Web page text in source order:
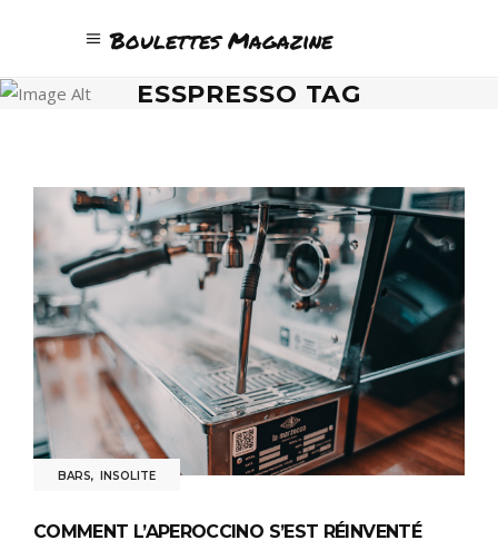
Boulettes Magazine
ESSPRESSO TAG
BARS, INSOLITE
COMMENT L’APEROCCINO S’EST RÉINVENTÉ